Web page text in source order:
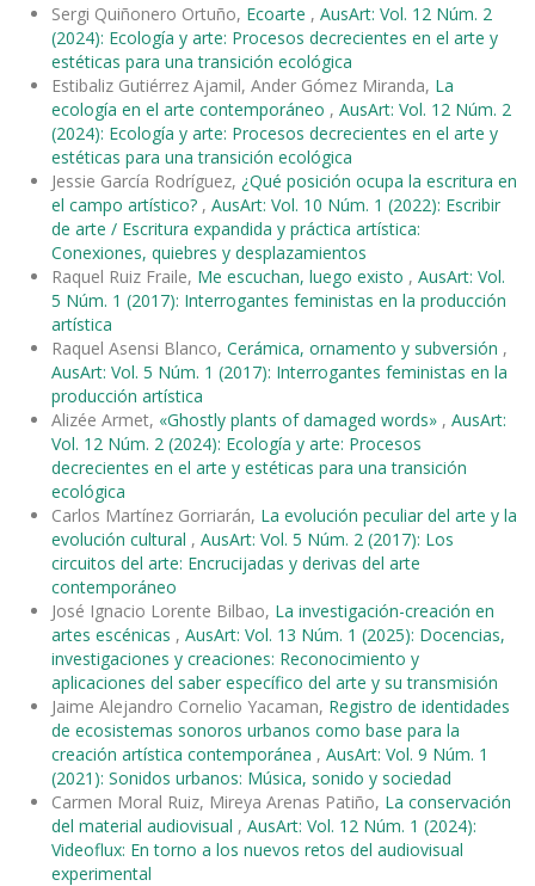
Sergi Quiñonero Ortuño, Ecoarte , AusArt: Vol. 12 Núm. 2
(2024): Ecología y arte: Procesos decrecientes en el arte y
estéticas para una transición ecológica
Estibaliz Gutiérrez Ajamil, Ander Gómez Miranda, La
ecología en el arte contemporáneo , AusArt: Vol. 12 Núm. 2
(2024): Ecología y arte: Procesos decrecientes en el arte y
estéticas para una transición ecológica
Jessie García Rodríguez, ¿Qué posición ocupa la escritura en
el campo artístico? , AusArt: Vol. 10 Núm. 1 (2022): Escribir
de arte / Escritura expandida y práctica artística:
Conexiones, quiebres y desplazamientos
Raquel Ruiz Fraile, Me escuchan, luego existo , AusArt: Vol.
5 Núm. 1 (2017): Interrogantes feministas en la producción
artística
Raquel Asensi Blanco, Cerámica, ornamento y subversión ,
AusArt: Vol. 5 Núm. 1 (2017): Interrogantes feministas en la
producción artística
Alizée Armet, «Ghostly plants of damaged words» , AusArt:
Vol. 12 Núm. 2 (2024): Ecología y arte: Procesos
decrecientes en el arte y estéticas para una transición
ecológica
Carlos Martínez Gorriarán, La evolución peculiar del arte y la
evolución cultural , AusArt: Vol. 5 Núm. 2 (2017): Los
circuitos del arte: Encrucijadas y derivas del arte
contemporáneo
José Ignacio Lorente Bilbao, La investigación-creación en
artes escénicas , AusArt: Vol. 13 Núm. 1 (2025): Docencias,
investigaciones y creaciones: Reconocimiento y
aplicaciones del saber específico del arte y su transmisión
Jaime Alejandro Cornelio Yacaman, Registro de identidades
de ecosistemas sonoros urbanos como base para la
creación artística contemporánea , AusArt: Vol. 9 Núm. 1
(2021): Sonidos urbanos: Música, sonido y sociedad
Carmen Moral Ruiz, Mireya Arenas Patiño, La conservación
del material audiovisual , AusArt: Vol. 12 Núm. 1 (2024):
Videoflux: En torno a los nuevos retos del audiovisual
experimental